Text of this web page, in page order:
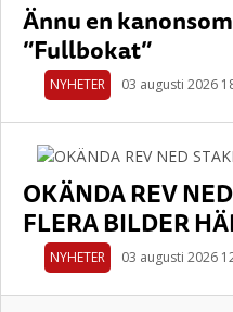
Ännu en
”Fullbokat”
NYHETER 03 augusti 2026
OKÄNDA REV
FLERA BILDER
NYHETER 03 augusti 2026